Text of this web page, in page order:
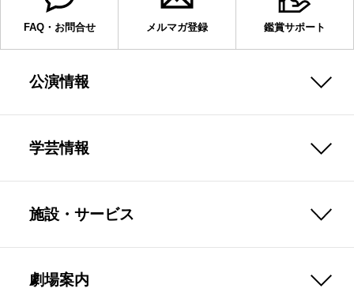
FAQ・お問合せ メルマガ登録 鑑賞サポート
公演情報
学芸情報
施設・サービス
劇場案内